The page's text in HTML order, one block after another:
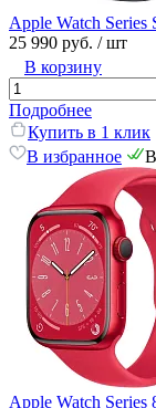
Apple Watch Series
25 990 руб. / шт
В корзину
Подробнее
Купить в 1 клик
В избранное
Apple Watch Series